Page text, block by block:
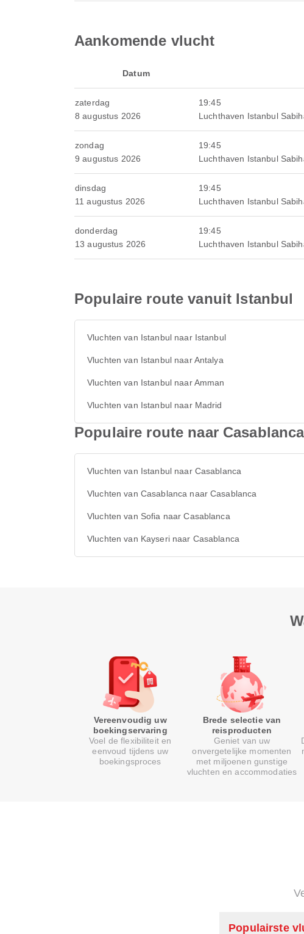
Aankomende vlucht
Datum
zaterdag
8 augustus 2026
19:45
Luchthaven Istanbul
zondag
9 augustus 2026
19:45
Luchthaven Istanbul
dinsdag
11 augustus 2026
19:45
Luchthaven Istanbul
donderdag
13 augustus 2026
19:45
Luchthaven Istanbul
Populaire route vanuit Istanbul
Vluchten van Istanbul naar Istanbul
Vluchten van Istanbul naar Antalya
Vluchten van Istanbul naar Amman
Vluchten van Istanbul naar Madrid
Populaire route naar Casablanca
Vluchten van Istanbul naar Casablanca
Vluchten van Casablanca naar Casablanca
Vluchten van Sofia naar Casablanca
Vluchten van Kayseri naar Casablanca
Vereenvoudig uw
boekingservaring
Voel de flexibiliteit en
eenvoud tijdens uw
boekingsproces
Brede selectie van
reisproducten
Geniet van uw
onvergetelijke momenten
met miljoenen gunstige
vluchten en accommodaties
Populairste